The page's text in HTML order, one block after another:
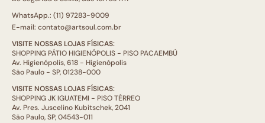
WhatsApp.: (11) 97283-9009
E-mail: contato@artsoul.com.br
VISITE NOSSAS LOJAS FÍSICAS:
SHOPPING PÁTIO HIGIENÓPOLIS - PISO PACAEMBÚ
Av. Higienópolis, 618 - Higienópolis
São Paulo - SP, 01238-000
VISITE NOSSAS LOJAS FÍSICAS:
SHOPPING JK IGUATEMI - PISO TÉRREO
Av. Pres. Juscelino Kubitschek, 2041
São Paulo, SP, 04543-011